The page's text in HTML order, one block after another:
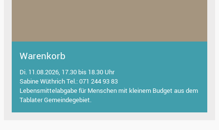
Warenkorb
Di. 11.08.2026, 17.30 bis 18.30 Uhr
Sabine Wüthrich Tel.: 071 244 93 83
Lebensmittelabgabe für Menschen mit kleinem Budget aus dem
Tablater Gemeindegebiet.